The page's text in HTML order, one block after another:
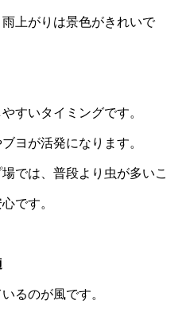
上がりは景色がきれいで
すいタイミングです。
ヨが活発になります。
では、普段より虫が多いこ
です。
るのが風です。